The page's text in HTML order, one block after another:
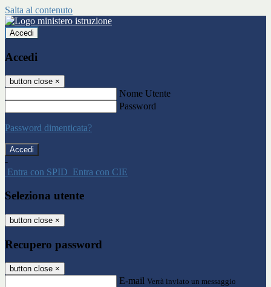
Salta al contenuto
Accedi
Accedi
button close ×
Nome Utente
Password
Password dimenticata?
-
Entra con SPID Entra con CIE
Seleziona utente
button close ×
Recupero password
button close ×
E-mail Verrà inviato un messaggio